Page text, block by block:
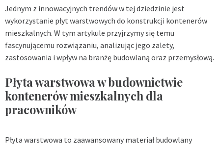
Jednym z innowacyjnych trendów w tej dziedzinie jest
wykorzystanie płyt warstwowych do konstrukcji kontenerów
mieszkalnych. W tym artykule przyjrzymy się temu
fascynującemu rozwiązaniu, analizując jego zalety,
zastosowania i wpływ na branżę budowlaną oraz przemysłową.
Płyta warstwowa w budownictwie
kontenerów mieszkalnych dla
pracowników
Płyta warstwowa to zaawansowany materiał budowlany